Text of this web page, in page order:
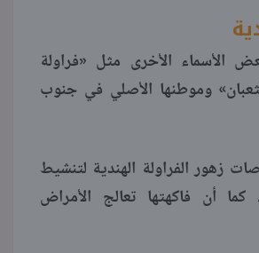
الأسماء الأخرى مثل «فراولة
وموطنها الأصلي في جنوب
زهور الفراولة الهندية لتنشيط
كما أن فاكهتها تعالج الأمراض